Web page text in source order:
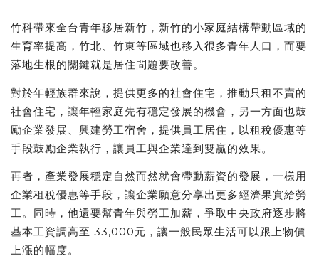
竹科帶來全台青年移居新竹，新竹的小家庭結構帶動區域的
生育率提高，竹北、竹東等區域也移入很多青年人口，而要
落地生根的關鍵就是居住問題要改善。
對於年輕族群來說，提供更多的社會住宅，推動只租不賣的
社會住宅，讓年輕家庭先有穩定發展的機會，另⼀方面也鼓
勵企業發展、興建勞工宿舍，提供員工居住，以租稅優惠等
手段鼓勵企業執行，讓員工與企業達到雙贏的效果。
再者，產業發展穩定自然而然就會帶動薪資的發展，一樣用
企業租稅優惠等手段，讓企業願意分享出更多經濟果實給勞
工。 同時，他還要幫青年與勞工加薪，爭取中央政府逐步將
基本工資調高至 33,000元，讓一般民眾生活可以跟上物價
上漲的幅度。